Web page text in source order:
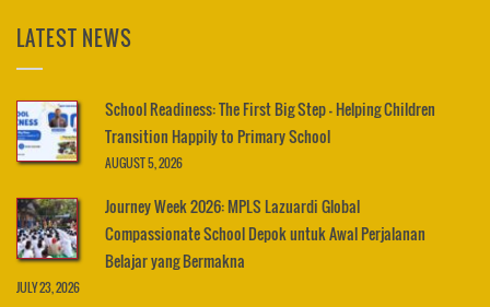
LATEST NEWS
School Readiness: The First Big Step – Helping Children
Transition Happily to Primary School
AUGUST 5, 2026
Journey Week 2026: MPLS Lazuardi Global
Compassionate School Depok untuk Awal Perjalanan
Belajar yang Bermakna
JULY 23, 2026